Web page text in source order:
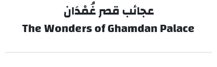
عجائب قصر غُمْدَان
The Wonders of Ghamdan Palace